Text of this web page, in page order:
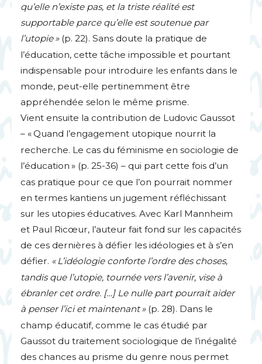
qu’elle n’existe pas, et la triste réalité est
supportable parce qu’elle est soutenue par
l’utopie »(p. 22). Sans doute la pratique de
l’éducation, cette tâche impossible et pourtant
indispensable pour introduire les enfants dans le
monde, peut-elle pertinemment être
appréhendée selon le même prisme.
Vient ensuite la contribution de Ludovic Gaussot
– «Quand l’engagement utopique nourrit la
recherche. Le cas du féminisme en sociologie de
l’éducation » (p. 25-36) – qui part cette fois d’un
cas pratique pour ce que l’on pourrait nommer
en termes kantiens un jugement réfléchissant
sur les utopies éducatives. Avec Karl Mannheim
et Paul Ricœur, l’auteur fait fond sur les capacités
de ces dernières à défier les idéologies et à s’en
défier. « L’idéologie conforte l’ordre des choses,
tandis que l’utopie, tournée vers l’avenir, vise à
ébranler cet ordre. […] Le nulle part pourrait aider
à penser l’ici et maintenant »(p. 28). Dans le
champ éducatif, comme le cas étudié par
Gaussot du traitement sociologique de l’inégalité
des chances au prisme du genre nous permet